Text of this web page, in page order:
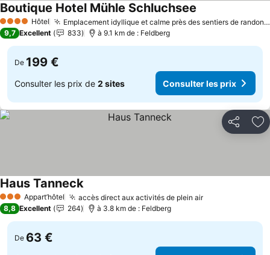
4 Étoiles Hôtel Emplacement idyllique et calme près des sentiers de randonnée
Boutique Hotel Mühle Schluchsee
9,7 Excellent 833 à 9.1 km de : Feldberg
De 199 €
Consulter les prix de 2 sites Consulter les prix
Partager
3 ÉtoilesAppart’hôtel accès direct aux activités de plein airConsulter les
Haus TanneckConsulter les prix
8,8 Excellent 264 à 3.8 km de : Feldberg
De 63 €